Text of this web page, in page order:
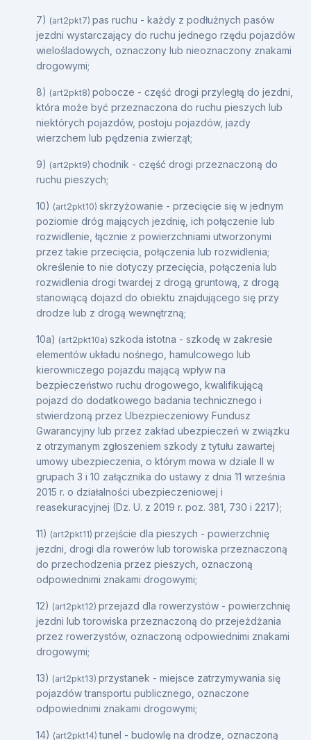
7) (art2pkt7) pas ruchu - każdy z podłużnych pasów
jezdni wystarczający do ruchu jednego rzędu pojazdów
wielośladowych, oznaczony lub nieoznaczony znakami
drogowymi;
8) (art2pkt8) pobocze - część drogi przyległą do jezdni,
która może być przeznaczona do ruchu pieszych lub
niektórych pojazdów, postoju pojazdów, jazdy
wierzchem lub pędzenia zwierząt;
9) (art2pkt9) chodnik - część drogi przeznaczoną do
ruchu pieszych;
10) (art2pkt10) skrzyżowanie - przecięcie się w jednym
poziomie dróg mających jezdnię, ich połączenie lub
rozwidlenie, łącznie z powierzchniami utworzonymi
przez takie przecięcia, połączenia lub rozwidlenia;
określenie to nie dotyczy przecięcia, połączenia lub
rozwidlenia drogi twardej z drogą gruntową, z drogą
stanowiącą dojazd do obiektu znajdującego się przy
drodze lub z drogą wewnętrzną;
10a) (art2pkt10a) szkoda istotna - szkodę w zakresie
elementów układu nośnego, hamulcowego lub
kierowniczego pojazdu mającą wpływ na
bezpieczeństwo ruchu drogowego, kwalifikującą
pojazd do dodatkowego badania technicznego i
stwierdzoną przez Ubezpieczeniowy Fundusz
Gwarancyjny lub przez zakład ubezpieczeń w związku
z otrzymanym zgłoszeniem szkody z tytułu zawartej
umowy ubezpieczenia, o którym mowa w dziale II w
grupach 3 i 10 załącznika do ustawy z dnia 11 września
2015 r. o działalności ubezpieczeniowej i
reasekuracyjnej (Dz. U. z 2019 r. poz. 381, 730 i 2217);
11) (art2pkt11) przejście dla pieszych - powierzchnię
jezdni, drogi dla rowerów lub torowiska przeznaczoną
do przechodzenia przez pieszych, oznaczoną
odpowiednimi znakami drogowymi;
12) (art2pkt12) przejazd dla rowerzystów - powierzchnię
jezdni lub torowiska przeznaczoną do przejeżdżania
przez rowerzystów, oznaczoną odpowiednimi znakami
drogowymi;
13) (art2pkt13) przystanek - miejsce zatrzymywania się
pojazdów transportu publicznego, oznaczone
odpowiednimi znakami drogowymi;
14) (art2pkt14)tunel - budowlę na drodze, oznaczoną